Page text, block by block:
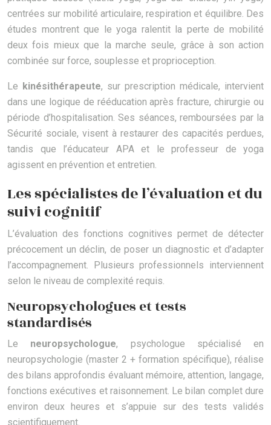
centrées sur mobilité articulaire, respiration et équilibre. Des
études montrent que le yoga ralentit la perte de mobilité
deux fois mieux que la marche seule, grâce à son action
combinée sur force, souplesse et proprioception.
Le kinésithérapeute, sur prescription médicale, intervient
dans une logique de rééducation après fracture, chirurgie ou
période d’hospitalisation. Ses séances, remboursées par la
Sécurité sociale, visent à restaurer des capacités perdues,
tandis que l’éducateur APA et le professeur de yoga
agissent en prévention et entretien.
Les spécialistes de l’évaluation et du
suivi cognitif
L’évaluation des fonctions cognitives permet de détecter
précocement un déclin, de poser un diagnostic et d’adapter
l’accompagnement. Plusieurs professionnels interviennent
selon le niveau de complexité requis.
Neuropsychologues et tests
standardisés
Le neuropsychologue, psychologue spécialisé en
neuropsychologie (master 2 + formation spécifique), réalise
des bilans approfondis évaluant mémoire, attention, langage,
fonctions exécutives et raisonnement. Le bilan complet dure
environ deux heures et s’appuie sur des tests validés
scientifiquement.